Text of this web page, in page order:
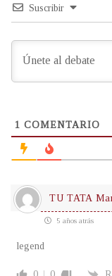
Suscribir
1 COMENTARIO
TU TATA
5 años atrás
legend